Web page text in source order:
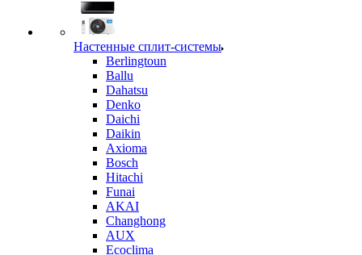
Настенные сплит-системы
Berlingtoun
Ballu
Dahatsu
Denko
Daichi
Daikin
Axioma
Bosch
Hitachi
Funai
AKAI
Changhong
AUX
Ecoclima